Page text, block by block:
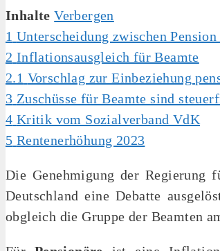
Inhalte Verbergen
1 Unterscheidung zwischen Pension
2 Inflationsausgleich für Beamte
2.1 Vorschlag zur Einbeziehung
3 Zuschüsse für Beamte sind
4 Kritik vom Sozialverband VdK
5 Rentenerhöhung 2023
Die Genehmigung der
Deutschland eine Debatte
obgleich die Gruppe der Beamten